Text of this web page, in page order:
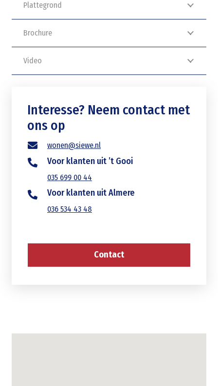
Plattegrond
Brochure
Video
Interesse? Neem contact met
ons op
wonen@siewe.nl
Voor klanten uit ’t Gooi
035 699 00 44
Voor klanten uit Almere
036 534 43 48
Contact